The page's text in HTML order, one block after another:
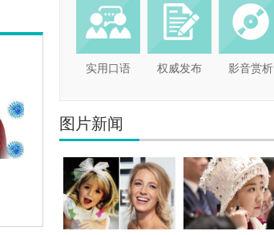
实用口语 权威发布 影音赏析
图片新闻